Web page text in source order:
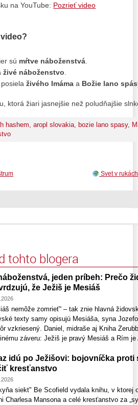
na YouTube: Pozrieť video
sú mŕtve náboženstvá.
živé náboženstvo
živého Imáma a Božie lano
ktorá žiari jasnejšie než poludňajšie
hashem, aropl slovakia, bozie lano spasy,
Svet v
tohto blogera
jeden príbeh: Prečo
že Ježiš je Mesiáš
nemôže zomrieť“ – tak znie hlavná
texty samy opisujú Mesiáša, syna
vzkriesený. Daniel, midraše aj Kniha
záveru: Ježiš je pravý Mesiáš a Rím je
idú po Ježišovi: bojovníčka proti
kresťanstvo
siekt" Be Scofield vydala knihu, v ktorej
Charlesa Mansona a celé kresťanstvo za